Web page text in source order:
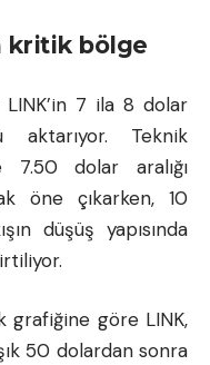
kritik bölge
7 ila 8 dolar
aktarıyor. Teknik
7.50 dolar aralığı
öne çıkarken, 10
düşüş yapısında
grafiğine göre LINK,
50 dolardan sonra